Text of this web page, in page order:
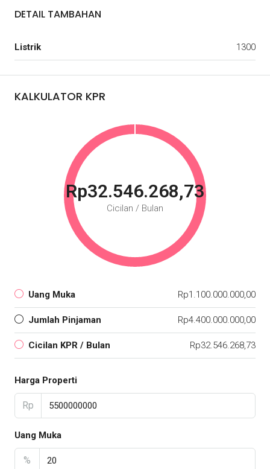
DETAIL TAMBAHAN
Listrik 1300
KALKULATOR KPR
Rp32.546.268,73
Cicilan / Bulan
Uang Muka Rp1.100.000.000,00
Jumlah Pinjaman Rp4.400.000.000,00
Cicilan KPR / Bulan Rp32.546.268,73
Harga Properti
Rp
Uang Muka
%